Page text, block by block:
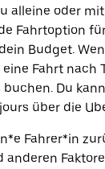
alleine oder
Fahrtoption
Budget.
Fahrt nach
buchen. Du
über die
Fahrer*in
anderen